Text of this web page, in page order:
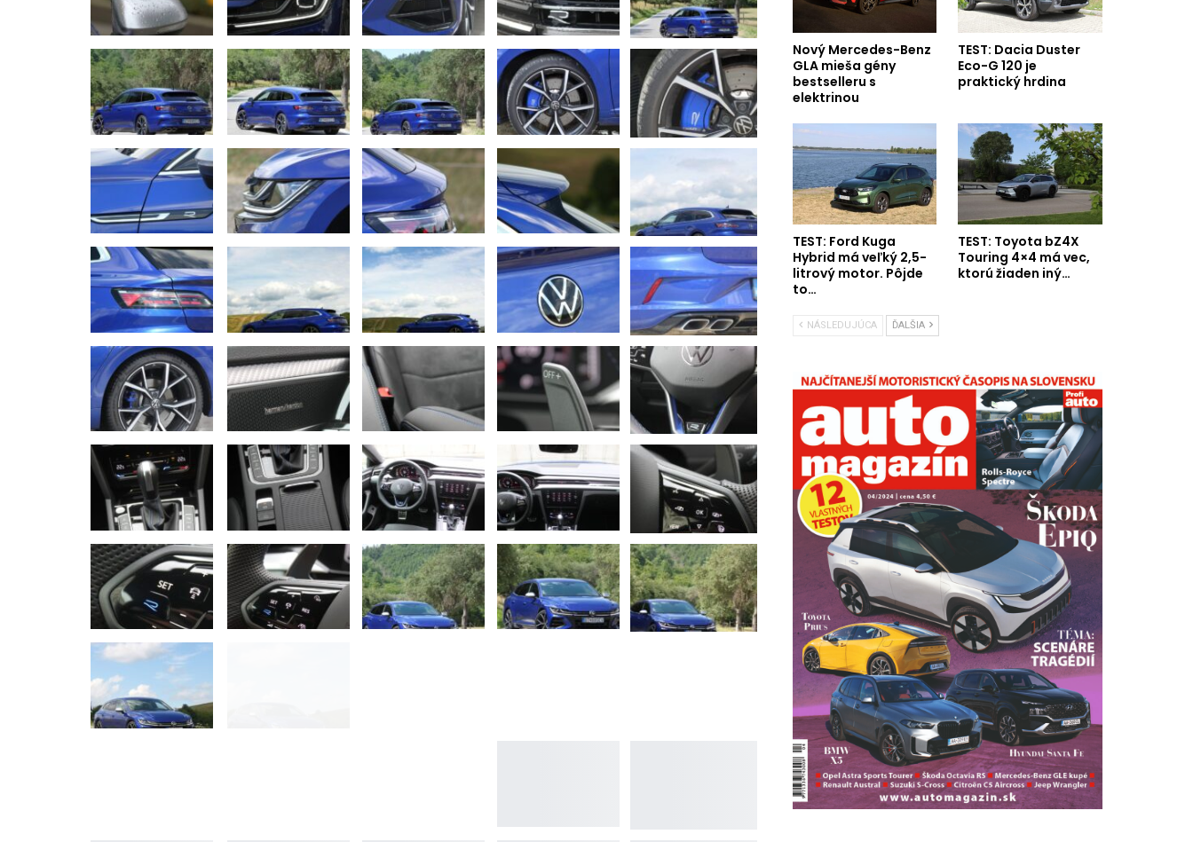
Nový Mercedes-Benz
GLA mieša gény
bestselleru s
elektrinou
TEST: Dacia Duster
Eco-G 120 je
praktický hrdina
TEST: Ford Kuga
Hybrid má veľký 2,5-
litrový motor. Pôjde
to…
TEST: Toyota bZ4X
Touring 4×4 má vec,
ktorú žiaden iný…
NÁSLEDUJÚCA ĎALŠIA